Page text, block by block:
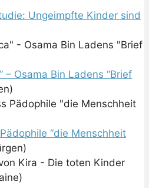
Ungeimpfte Kinder sind
– Osama Bin Ladens “Brief
“die Menschheit